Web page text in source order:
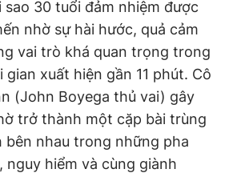
Liên hệ quảng cáo
0908 780 404
sao 30 tuổi đảm nhiệm được
nhờ sự hài hước, quả cảm
vai trò khá quan trọng trong
xuất hiện gần 11 phút. Cô
(John Boyega thủ vai) gây
trở thành một cặp bài trùng
bên nhau trong những pha
nguy hiểm và cùng giành